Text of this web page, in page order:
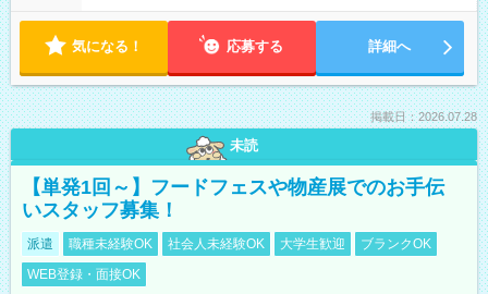
気になる！ 応募する 詳細へ
掲載日：2026.07.28
未読
【単発1回～】フードフェスや物産展でのお手伝
いスタッフ募集！
派遣 職種未経験OK 社会人未経験OK 大学生歓迎
ブランクOK
WEB登録・面接OK